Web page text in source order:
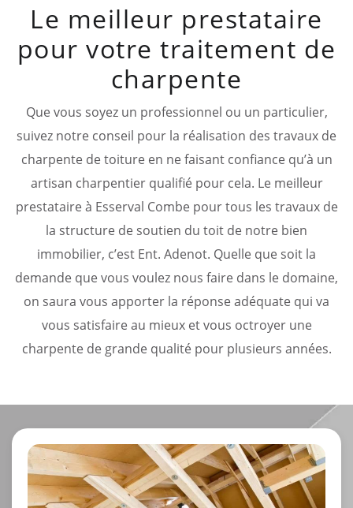
Le meilleur prestataire
pour votre traitement de
charpente
Que vous soyez un professionnel ou un particulier,
suivez notre conseil pour la réalisation des travaux de
charpente de toiture en ne faisant confiance qu’à un
artisan charpentier qualifié pour cela. Le meilleur
prestataire à Esserval Combe pour tous les travaux de
la structure de soutien du toit de notre bien
immobilier, c’est Ent. Adenot. Quelle que soit la
demande que vous voulez nous faire dans le domaine,
on saura vous apporter la réponse adéquate qui va
vous satisfaire au mieux et vous octroyer une
charpente de grande qualité pour plusieurs années.